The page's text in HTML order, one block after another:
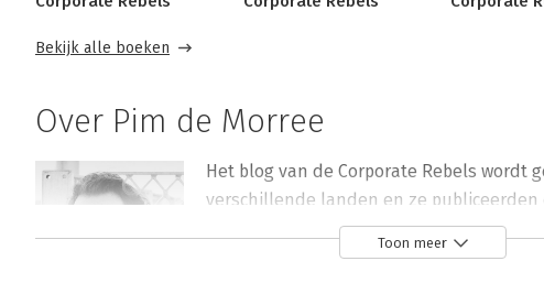
Bekijk alle boeken
Over Pim de Morree
Het blog van de Corporate Rebels wordt
verschillende landen en ze publiceerden
Times, Forbes, The Huffington Post, The
Dagblad, NRC Handelsblad en op
Toon meer